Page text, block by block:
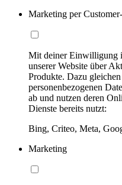
Marketing per
Mit deiner Einwilligung
unserer Website über
Produkte. Dazu
personenbezogenen
ab und nutzen deren
Dienste bereits nutzt:
Bing, Criteo, Meta,
Marketing